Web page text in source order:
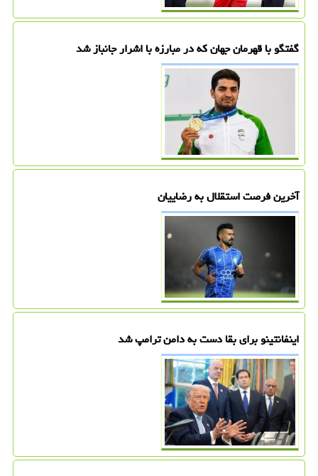
گفتگو با قهرمان جهان که در مبارزه با اشرار جانباز شد
آخرین فرصت استقلال به رضاییان
اینفانتینو برای بقا دست به دامن ترامپ شد